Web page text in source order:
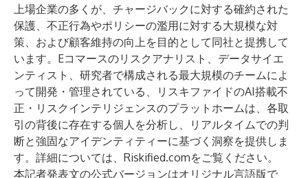
上場企業の多くが、チャージバックに対する確約された
保護、不正行為やポリシーの濫用に対する大規模な対
策、および顧客維持の向上を目的として同社と提携して
います。Eコマースのリスクアナリスト、データサイエ
ンティスト、研究者で構成される最大規模のチームによ
って開発・管理されている、リスキファイドのAI搭載不
正・リスクインテリジェンスのプラットホームは、各取
引の背後に存在する個人を分析し、リアルタイムでの判
断と強固なアイデンティティーに基づく洞察を提供しま
す。詳細については、 Riskified.comをご覧ください。
本記者発表文の公式バージョンはオリジナル言語版で